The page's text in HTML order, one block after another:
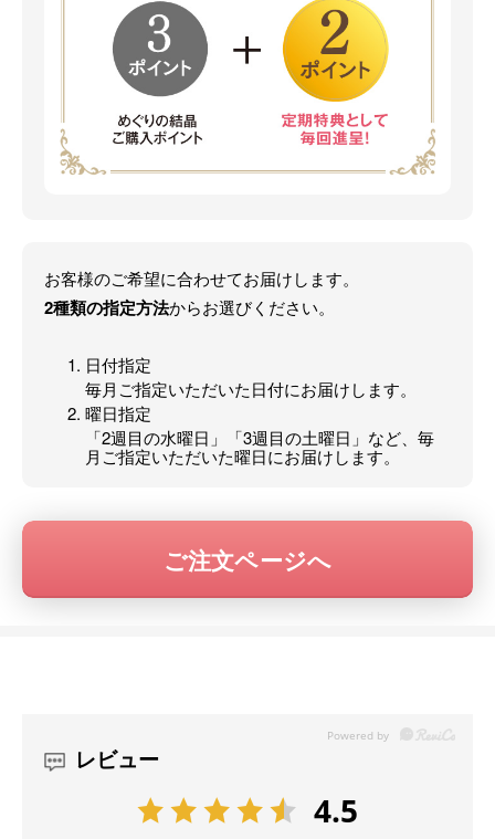
お客様のご希望に合わせてお届けします。
2種類の指定方法からお選びください。
日付指定
毎月ご指定いただいた日付にお届けします。
曜日指定
「2週目の水曜日」「3週目の土曜日」など、毎
月ご指定いただいた曜日にお届けします。
ご注文ページへ
レビュー
4.5